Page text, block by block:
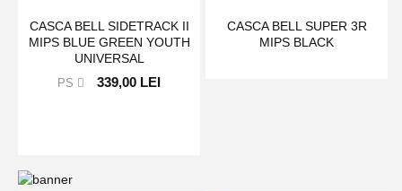
CASCA BELL SIDETRACK II
MIPS BLUE GREEN YOUTH
UNIVERSAL
PS 339,00 LEI
CASCA BELL SUPER 3R
MIPS BLACK